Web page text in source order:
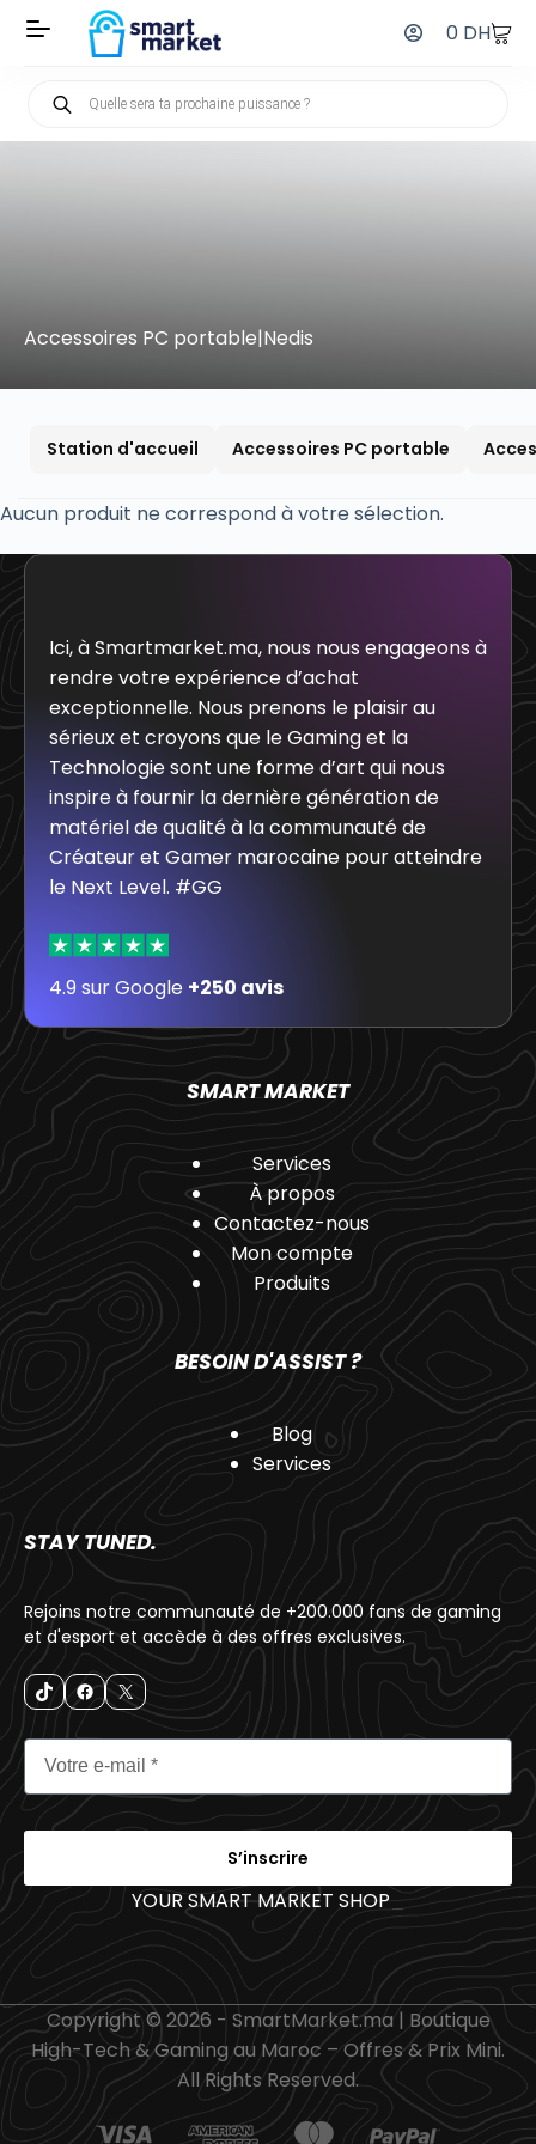
0 DH
Accessoires PC portable|Nedis
Station d'accueil Accessoires PC portable
Aucun produit ne correspond à votre sélection.
Ici, à Smartmarket.ma, nous nous engageons à
rendre votre expérience d’achat
exceptionnelle. Nous prenons le plaisir au
sérieux et croyons que le Gaming et la
Technologie sont une forme d’art qui nous
inspire à fournir la dernière génération de
matériel de qualité à la communauté de
Créateur et Gamer marocaine pour atteindre
le Next Level. #GG
4.9 sur Google +250 avis
SMART MARKET
Services
À propos
Contactez-nous
Mon compte
Produits
BESOIN D'ASSIST ?
Blog
Services
STAY TUNED.
Rejoins notre communauté de +200.000 fans de gaming
et d'esport et accède à des offres exclusives.
S’inscrire
YOUR SMART MARKET SHOP _
Copyright © 2026 - SmartMarket.ma | Boutique
High-Tech & Gaming au Maroc – Offres & Prix Mini.
All Rights Reserved.